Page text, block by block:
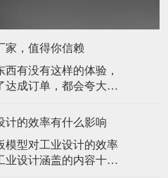
家，值得你信赖
有没有这样的体验，
达成订单，都会夸大或
单之后，体验又非常
手板模型，也经常会出
为市面上的手板模型厂
多在网络上进行宣传推
计的效率有什么影响
型对工业设计的效率
业设计涵盖的内容十分